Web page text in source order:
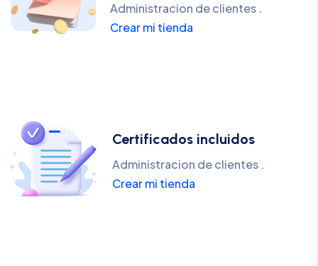
Administracion de clientes .
Crear mi tienda
Certificados incluidos
Administracion de clientes .
Crear mi tienda